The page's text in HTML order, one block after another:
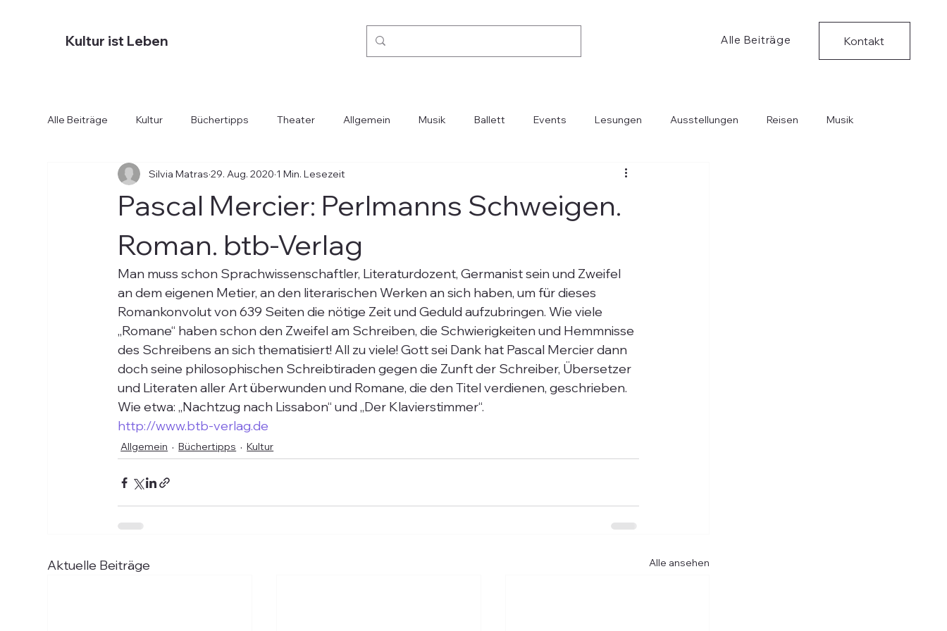
Kultur ist Leben Alle Beiträge Kontakt
Alle Beiträge Kultur Büchertipps Theater Allgemein Musik Ballett Events Lesungen Ausstellungen Reisen Musik
Diverses Essen und Trinken Hotels Kino
Pascal Mercier: Perlmanns Schweigen.
Roman. btb-Verlag
Silvia Matras 29. Aug. 2020 1 Min. Lesezeit
Man muss schon Sprachwissenschaftler, Literaturdozent, Germanist sein und Zweifel
an dem eigenen Metier, an den literarischen Werken an sich haben, um für dieses
Romankonvolut von 639 Seiten die nötige Zeit und Geduld aufzubringen. Wie viele
„Romane“ haben schon den Zweifel am Schreiben, die Schwierigkeiten und Hemmnisse
des Schreibens an sich thematisiert! All zu viele! Gott sei Dank hat Pascal Mercier dann
doch seine philosophischen Schreibtiraden gegen die Zunft der Schreiber, Übersetzer
und Literaten aller Art überwunden und Romane, die den Titel verdienen, geschrieben.
Wie etwa: „Nachtzug nach Lissabon“ und „Der Klavierstimmer“.
http://www.btb-verlag.de
Allgemein Büchertipps Kultur
Aktuelle Beiträge Alle ansehen